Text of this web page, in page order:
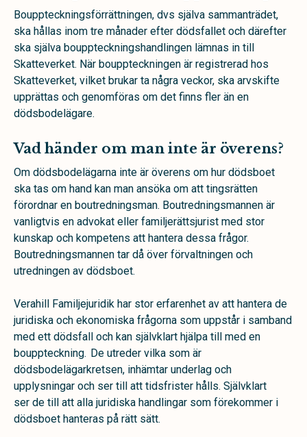
Bouppteckningsförrättningen, dvs själva sammanträdet,
ska hållas inom tre månader efter dödsfallet och därefter
ska själva bouppteckningshandlingen lämnas in till
Skatteverket. När bouppteckningen är registrerad hos
Skatteverket, vilket brukar ta några veckor, ska arvskifte
upprättas och genomföras om det finns fler än en
dödsbodelägare.
Vad händer om man inte är överens?
Om dödsbodelägarna inte är överens om hur dödsboet
ska tas om hand kan man ansöka om att tingsrätten
förordnar en boutredningsman. Boutredningsmannen är
vanligtvis en advokat eller familjerättsjurist med stor
kunskap och kompetens att hantera dessa frågor.
Boutredningsmannen tar då över förvaltningen och
utredningen av dödsboet.
Verahill Familjejuridik har stor erfarenhet av att hantera de
juridiska och ekonomiska frågorna som uppstår i samband
med ett dödsfall och kan självklart hjälpa till med en
bouppteckning. De utreder vilka som är
dödsbodelägarkretsen, inhämtar underlag och
upplysningar och ser till att tidsfrister hålls. Självklart
ser de till att alla juridiska handlingar som förekommer i
dödsboet hanteras på rätt sätt.